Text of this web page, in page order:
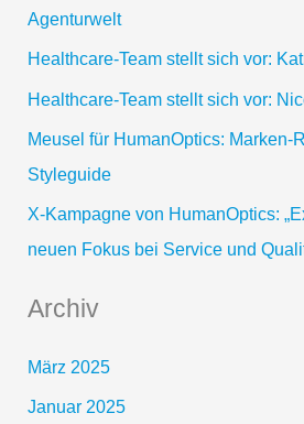
n
n
Agenturwelt
Healthcare-Team stellt sich vor:
Healthcare-Team stellt sich vor:
Meusel für HumanOptics: Marken-
Styleguide
X-Kampagne von HumanOptics:
neuen Fokus bei Service und
Archiv
März 2025
Januar 2025